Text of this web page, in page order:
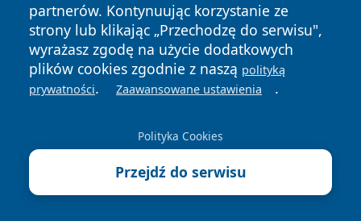
31 lipca 2026
Syrena zabrzmi w centrum
Dąbrowy Górniczej. Możliwe krótkie
zatrzymanie ruchu
rowerzyście. Zderzenie w Dąbrowie
partnerów. Kontynuując korzystanie ze
strony lub klikając „Przechodzę do serwisu",
wyrażasz zgodę na użycie dodatkowych
plików cookies zgodnie z naszą polityką
prywatności. Zaawansowane ustawienia .
Polityka Cookies
Przejdź do serwisu